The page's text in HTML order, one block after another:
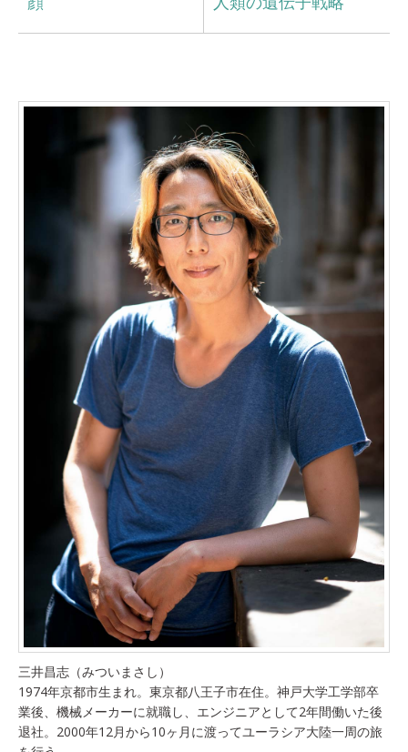
三井昌志（みついまさし）
1974年京都市生まれ。東京都八王子市在住。神戸大学工学部卒
業後、機械メーカーに就職し、エンジニアとして2年間働いた後
退社。2000年12月から10ヶ月に渡ってユーラシア大陸一周の旅